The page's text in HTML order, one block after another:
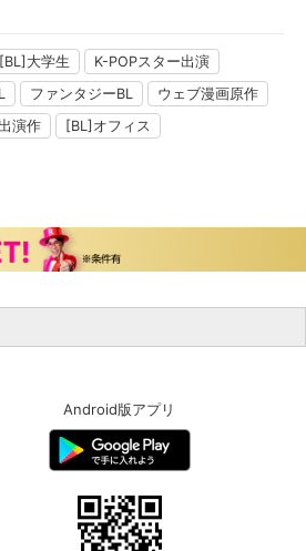
[BL]大学生
K-POPスター出演
ファンタジーBL
ウェブ漫画原作
演作 [BL]オフィス
Android版アプリ